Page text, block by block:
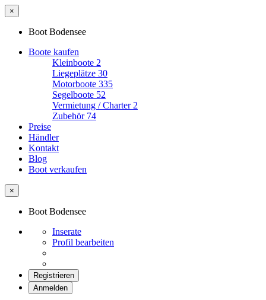
×
Boot Bodensee
Boote kaufen
Kleinboote 2
Liegeplätze 30
Motorboote 335
Segelboote 52
Vermietung / Charter 2
Zubehör 74
Preise
Händler
Kontakt
Blog
Boot verkaufen
×
Boot Bodensee
Inserate
Profil bearbeiten
Registrieren
Anmelden